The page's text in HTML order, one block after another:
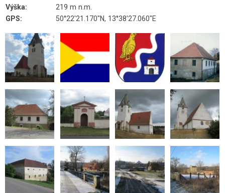
Výška:
219 m n.m.
GPS:
50°22'21.170"N, 13°38'27.060"E